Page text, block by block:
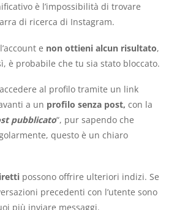
è l’impossibilità di trovare
di ricerca di Instagram.
e non ottieni alcun risultato,
è probabile che tu sia stato bloccato.
al profilo tramite un link
a un profilo senza post, con la
pubblicato“, pur sapendo che
questo è un chiaro
possono offrire ulteriori indizi. Se
precedenti con l’utente sono
più inviare messaggi.